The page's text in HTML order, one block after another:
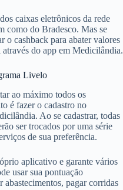
caixas eletrônicos da rede
como do Bradesco. Mas se
o cashback para abater valores
do app em Medicilândia.
Livelo
ao máximo todos os
é fazer o cadastro no
Ao se cadastrar, todas
ser trocados por uma série
de sua preferência.
aplicativo e garante vários
usar sua pontuação
abastecimentos, pagar corridas